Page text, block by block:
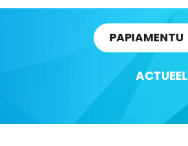
PAPIAMENTU
ACTUEEL